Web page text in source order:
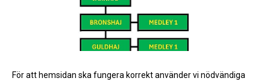
För att hemsidan ska fungera korrekt använder vi nödvändiga